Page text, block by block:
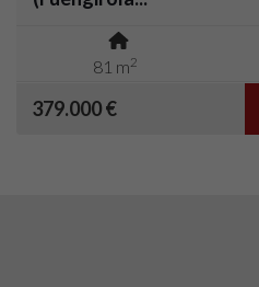
81 m2
379.000 €